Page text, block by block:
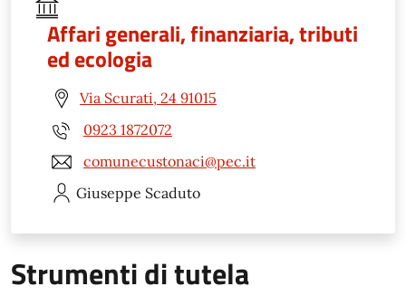
Affari generali, finanziaria, tributi
ed ecologia
Via Scurati, 24 91015
0923 1872072
comunecustonaci@pec.it
Giuseppe Scaduto
Strumenti di tutela